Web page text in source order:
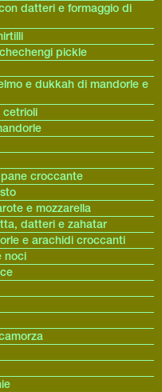
datteri e formaggio di
pickle
e dukkah di mandorle e
cetrioli
croccante
e mozzarella
datteri e zahatar
e arachidi croccanti
noci